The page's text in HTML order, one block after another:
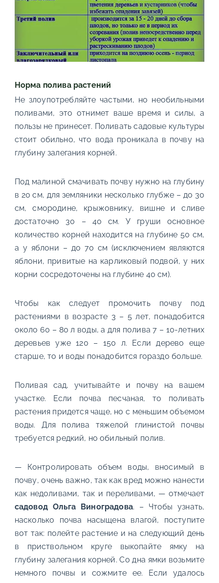
Норма полива растений
Не злоупотребляйте частыми, но необильными
поливами, это отнимет ваше время и силы, а
пользы не принесет. Поливать садовые культуры
стоит обильно, что вода проникала в почву на
глубину залегания корней.
Под малиной смачивать почву нужно на глубину
в 20 см, для земляники несколько глубже – до 30
см, смородине, крыжовнику, вишне и сливе
достаточно 30 – 40 см. У груши основное
количество корней находится на глубине 50 см,
а у яблони – до 70 см (исключением являются
яблони, привитые на карликовый подвой, у них
корни сосредоточены на глубине 40 см).
Чтобы как следует промочить почву под
растениями в возрасте 3 – 5 лет, понадобится
около 60 – 80 л воды, а для полива 7 – 10-летних
деревьев уже 120 – 150 л. Если дерево еще
старше, то и воды понадобится гораздо больше.
Поливая сад, учитывайте и почву на вашем
участке. Если почва песчаная, то поливать
растения придется чаще, но с меньшим объемом
воды. Для полива тяжелой глинистой почвы
требуется редкий, но обильный полив.
— Контролировать объем воды, вносимый в
почву, очень важно, так как вред можно нанести
как недоливами, так и переливами, — отмечает
садовод Ольга Виноградова. – Чтобы узнать,
насколько почва насыщена влагой, поступите
вот так: полейте растение и на следующий день
в приствольном круге выкопайте ямку на
глубину залегания корней. Со дна ямки возьмите
немного почвы и сожмите ее. Если удалось